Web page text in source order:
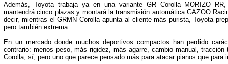
Además, Toyota trabaja ya en una variante GR Corolla MORIZO
mantendrá cinco plazas y montará la transmisión automática GAZOO
decir, mientras el GRMN Corolla apunta al cliente más purista, Toyota
pero también extrema.
En un mercado donde muchos deportivos compactos han perdido
contrario: menos peso, más rigidez, más agarre, cambio manual,
Corolla, sí, pero uno que parece pensado más para atacar pianos que para